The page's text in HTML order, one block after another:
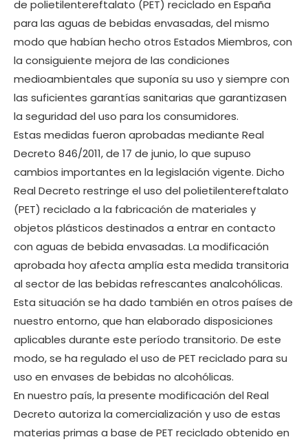
de polietilentereftalato (PET) reciclado en España
para las aguas de bebidas envasadas, del mismo
modo que habían hecho otros Estados Miembros, con
la consiguiente mejora de las condiciones
medioambientales que suponía su uso y siempre con
las suficientes garantías sanitarias que garantizasen
la seguridad del uso para los consumidores.
Estas medidas fueron aprobadas mediante Real
Decreto 846/2011, de 17 de junio, lo que supuso
cambios importantes en la legislación vigente. Dicho
Real Decreto restringe el uso del polietilentereftalato
(PET) reciclado a la fabricación de materiales y
objetos plásticos destinados a entrar en contacto
con aguas de bebida envasadas. La modificación
aprobada hoy afecta amplía esta medida transitoria
al sector de las bebidas refrescantes analcohólicas.
Esta situación se ha dado también en otros países de
nuestro entorno, que han elaborado disposiciones
aplicables durante este período transitorio. De este
modo, se ha regulado el uso de PET reciclado para su
uso en envases de bebidas no alcohólicas.
En nuestro país, la presente modificación del Real
Decreto autoriza la comercialización y uso de estas
materias primas a base de PET reciclado obtenido en